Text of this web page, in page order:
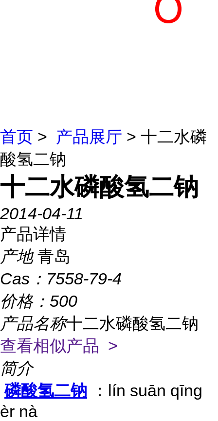
首页 > 产品展厅 > 十二水磷
酸氢二钠
十二水磷酸氢二钠
2014-04-11
产品详情
产地 青岛
Cas： 7558-79-4
价格： 500
产品名称十二水磷酸氢二钠
查看相似产品 >
简介
磷酸氢二钠 ：lín suān qīnɡ
èr nà